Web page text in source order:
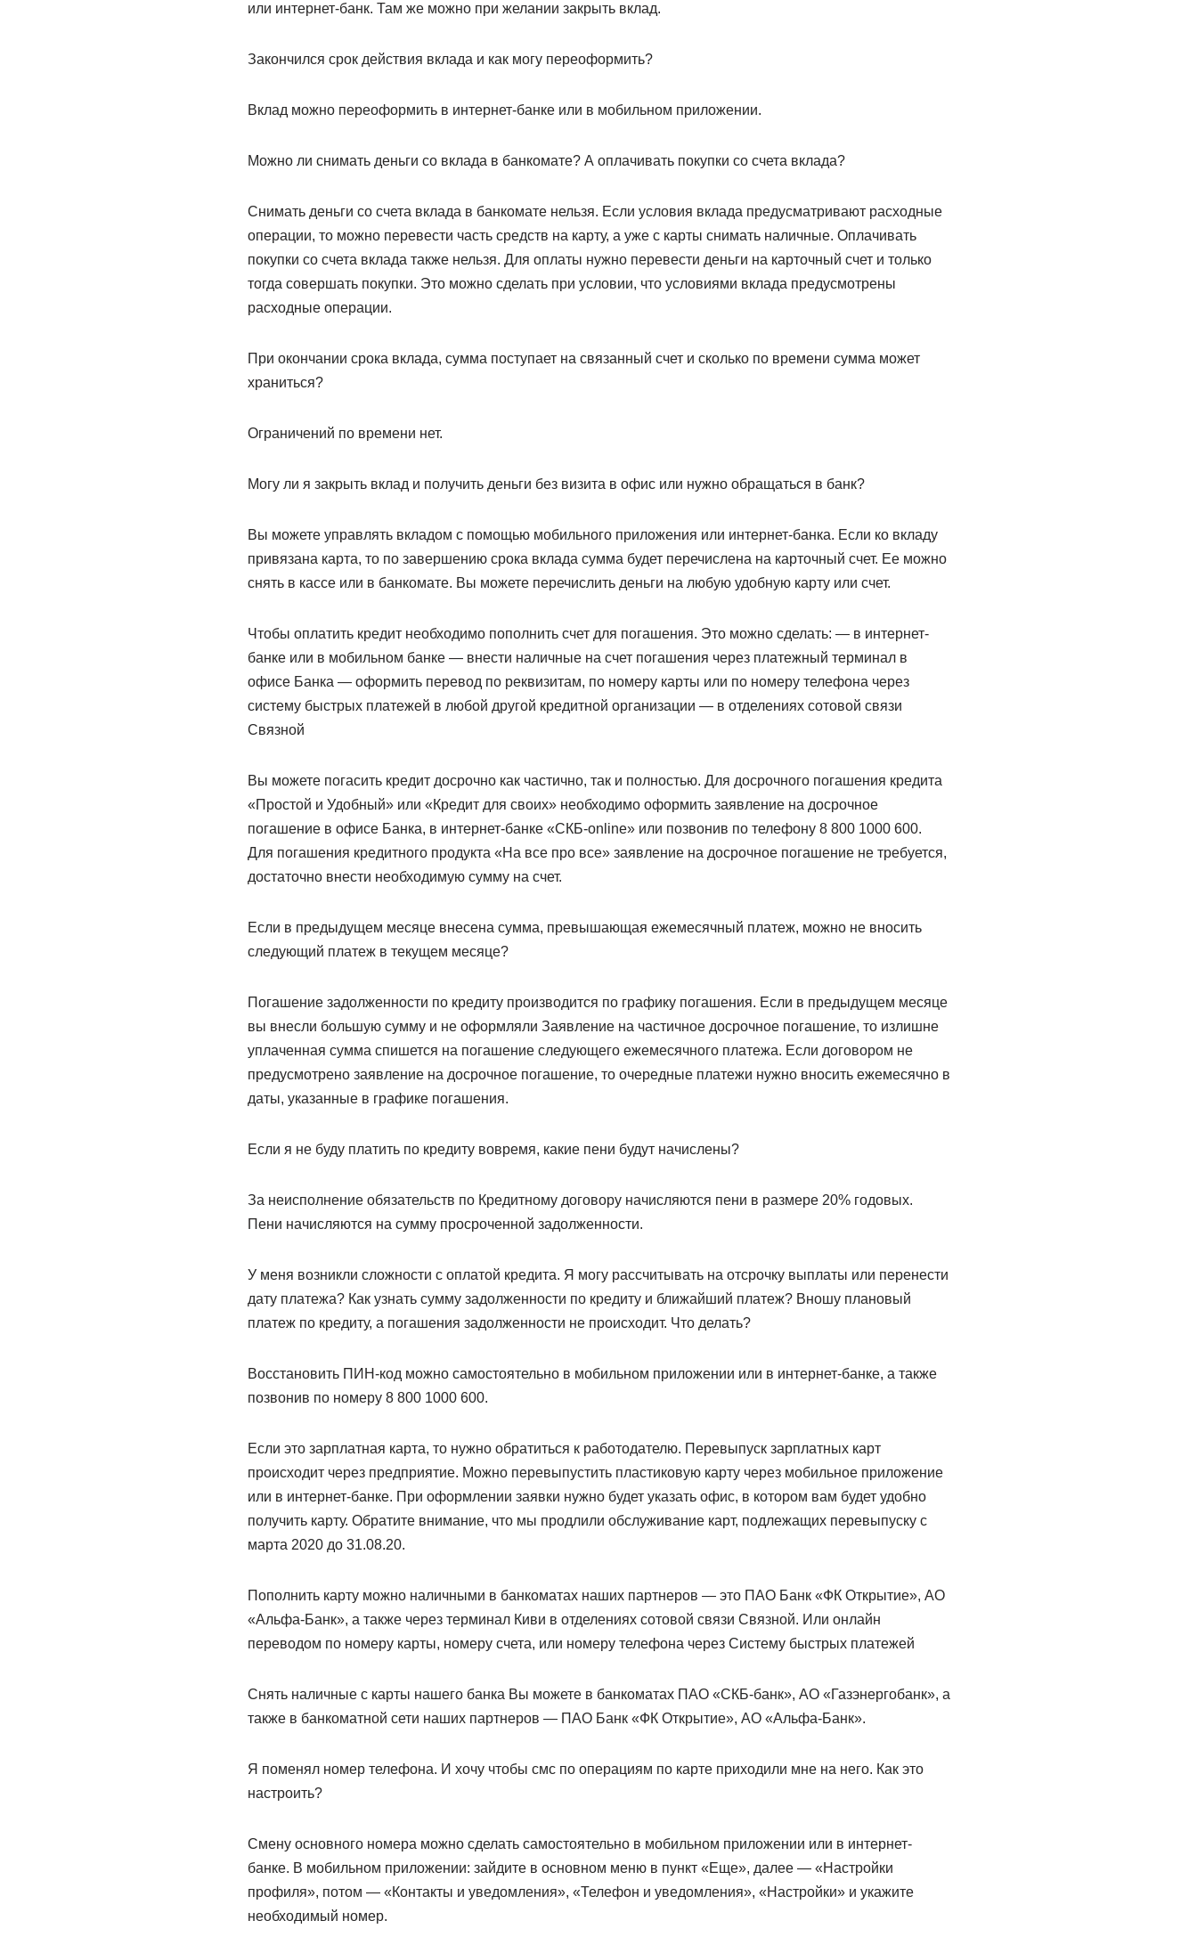
или интернет-банк. Там же можно при желании закрыть вклад.
Закончился срок действия вклада и как могу переоформить?
Вклад можно переоформить в интернет-банке или в мобильном приложении.
Можно ли снимать деньги со вклада в банкомате? А оплачивать покупки со счета вклада?
Снимать деньги со счета вклада в банкомате нельзя. Если условия вклада предусматривают расходные
операции, то можно перевести часть средств на карту, а уже с карты снимать наличные. Оплачивать
покупки со счета вклада также нельзя. Для оплаты нужно перевести деньги на карточный счет и только
тогда совершать покупки. Это можно сделать при условии, что условиями вклада предусмотрены
расходные операции.
При окончании срока вклада, сумма поступает на связанный счет и сколько по времени сумма может
храниться?
Ограничений по времени нет.
Могу ли я закрыть вклад и получить деньги без визита в офис или нужно обращаться в банк?
Вы можете управлять вкладом с помощью мобильного приложения или интернет-банка. Если ко вкладу
привязана карта, то по завершению срока вклада сумма будет перечислена на карточный счет. Ее можно
снять в кассе или в банкомате. Вы можете перечислить деньги на любую удобную карту или счет.
Чтобы оплатить кредит необходимо пополнить счет для погашения. Это можно сделать: — в интернет-
банке или в мобильном банке — внести наличные на счет погашения через платежный терминал в
офисе Банка — оформить перевод по реквизитам, по номеру карты или по номеру телефона через
систему быстрых платежей в любой другой кредитной организации — в отделениях сотовой связи
Связной
Вы можете погасить кредит досрочно как частично, так и полностью. Для досрочного погашения кредита
«Простой и Удобный» или «Кредит для своих» необходимо оформить заявление на досрочное
погашение в офисе Банка, в интернет-банке «СКБ-online» или позвонив по телефону 8 800 1000 600.
Для погашения кредитного продукта «На все про все» заявление на досрочное погашение не требуется,
достаточно внести необходимую сумму на счет.
Если в предыдущем месяце внесена сумма, превышающая ежемесячный платеж, можно не вносить
следующий платеж в текущем месяце?
Погашение задолженности по кредиту производится по графику погашения. Если в предыдущем месяце
вы внесли большую сумму и не оформляли Заявление на частичное досрочное погашение, то излишне
уплаченная сумма спишется на погашение следующего ежемесячного платежа. Если договором не
предусмотрено заявление на досрочное погашение, то очередные платежи нужно вносить ежемесячно в
даты, указанные в графике погашения.
Если я не буду платить по кредиту вовремя, какие пени будут начислены?
За неисполнение обязательств по Кредитному договору начисляются пени в размере 20% годовых.
Пени начисляются на сумму просроченной задолженности.
У меня возникли сложности с оплатой кредита. Я могу рассчитывать на отсрочку выплаты или перенести
дату платежа? Как узнать сумму задолженности по кредиту и ближайший платеж? Вношу плановый
платеж по кредиту, а погашения задолженности не происходит. Что делать?
Восстановить ПИН-код можно самостоятельно в мобильном приложении или в интернет-банке, а также
позвонив по номеру 8 800 1000 600.
Если это зарплатная карта, то нужно обратиться к работодателю. Перевыпуск зарплатных карт
происходит через предприятие. Можно перевыпустить пластиковую карту через мобильное приложение
или в интернет-банке. При оформлении заявки нужно будет указать офис, в котором вам будет удобно
получить карту. Обратите внимание, что мы продлили обслуживание карт, подлежащих перевыпуску с
марта 2020 до 31.08.20.
Пополнить карту можно наличными в банкоматах наших партнеров — это ПАО Банк «ФК Открытие», АО
«Альфа-Банк», а также через терминал Киви в отделениях сотовой связи Связной. Или онлайн
переводом по номеру карты, номеру счета, или номеру телефона через Систему быстрых платежей
Снять наличные с карты нашего банка Вы можете в банкоматах ПАО «СКБ-банк», АО «Газэнергобанк», а
также в банкоматной сети наших партнеров — ПАО Банк «ФК Открытие», АО «Альфа-Банк».
Я поменял номер телефона. И хочу чтобы смс по операциям по карте приходили мне на него. Как это
настроить?
Смену основного номера можно сделать самостоятельно в мобильном приложении или в интернет-
банке. В мобильном приложении: зайдите в основном меню в пункт «Еще», далее — «Настройки
профиля», потом — «Контакты и уведомления», «Телефон и уведомления», «Настройки» и укажите
необходимый номер.